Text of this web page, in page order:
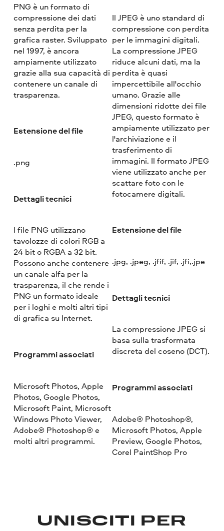
PNG è un formato di
compressione dei dati
senza perdita per la
grafica raster. Sviluppato
nel 1997, è ancora
ampiamente utilizzato
grazie alla sua capacità di
contenere un canale di
trasparenza.
Estensione del file
.png
Dettagli tecnici
I file PNG utilizzano
tavolozze di colori RGB a
24 bit o RGBA a 32 bit.
Possono anche contenere
un canale alfa per la
trasparenza, il che rende i
PNG un formato ideale
per i loghi e molti altri tipi
di grafica su Internet.
Programmi associati
Microsoft Photos, Apple
Photos, Google Photos,
Microsoft Paint, Microsoft
Windows Photo Viewer,
Adobe® Photoshop® e
molti altri programmi.
Il JPEG è uno standard di
compressione con perdita
per le immagini digitali.
La compressione JPEG
riduce alcuni dati, ma la
perdita è quasi
impercettibile all'occhio
umano. Grazie alle
dimensioni ridotte dei file
JPEG, questo formato è
ampiamente utilizzato per
l'archiviazione e il
trasferimento di
immagini. Il formato JPEG
viene utilizzato anche per
scattare foto con le
fotocamere digitali.
Estensione del file
.jpg, .jpeg, .jfif, .jif, .jfi,.jpe
Dettagli tecnici
La compressione JPEG si
basa sulla trasformata
discreta del coseno (DCT).
Programmi associati
Adobe® Photoshop®,
Microsoft Photos, Apple
Preview, Google Photos,
Corel PaintShop Pro
UNISCITI PER